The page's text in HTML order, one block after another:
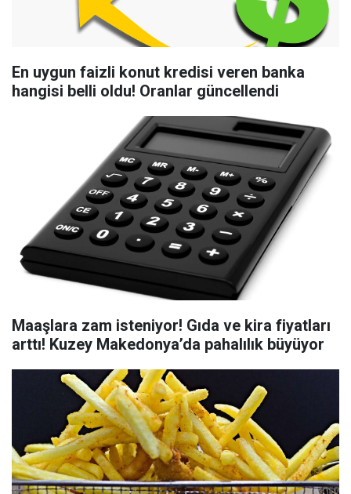
En uygun faizli konut kredisi veren banka
hangisi belli oldu! Oranlar güncellendi
Maaşlara zam isteniyor! Gıda ve kira fiyatları
arttı! Kuzey Makedonya’da pahalılık büyüyor